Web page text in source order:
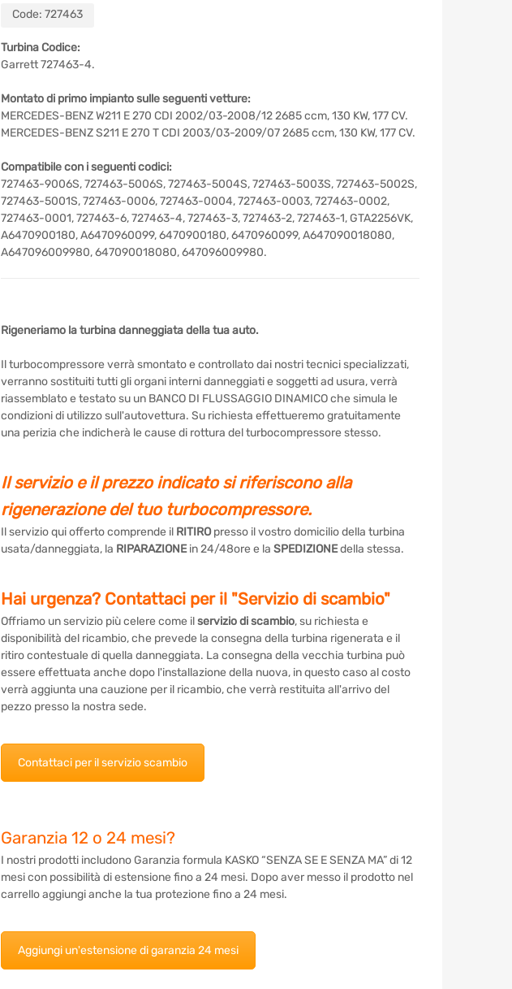
Code: 727463
Turbina Codice:
Garrett 727463-4.
Montato di primo impianto sulle seguenti vetture:
MERCEDES-BENZ W211 E 270 CDI 2002/03-2008/12 2685 ccm, 130 KW, 177 CV.
MERCEDES-BENZ S211 E 270 T CDI 2003/03-2009/07 2685 ccm, 130 KW, 177 CV.
Compatibile con i seguenti codici:
727463-9006S, 727463-5006S, 727463-5004S, 727463-5003S, 727463-5002S,
727463-5001S, 727463-0006, 727463-0004, 727463-0003, 727463-0002,
727463-0001, 727463-6, 727463-4, 727463-3, 727463-2, 727463-1, GTA2256VK,
A6470900180, A6470960099, 6470900180, 6470960099, A647090018080,
A647096009980, 647090018080, 647096009980.
Rigeneriamo la turbina danneggiata della tua auto.
Il turbocompressore verrà smontato e controllato dai nostri tecnici specializzati,
verranno sostituiti tutti gli organi interni danneggiati e soggetti ad usura, verrà
riassemblato e testato su un BANCO DI FLUSSAGGIO DINAMICO che simula le
condizioni di utilizzo sull'autovettura. Su richiesta effettueremo gratuitamente
una perizia che indicherà le cause di rottura del turbocompressore stesso.
Il servizio e il prezzo indicato si riferiscono alla
rigenerazione del tuo turbocompressore.
Il servizio qui offerto comprende il RITIROpresso il vostro domicilio della turbina
usata/danneggiata, la RIPARAZIONEin 24/48ore e la SPEDIZIONEdella stessa.
Hai urgenza? Contattaci per il "Servizio di scambio"
Offriamo un servizio più celere come ilservizio di scambio, su richiesta e
disponibilità del ricambio, che prevede la consegna della turbina rigenerata e il
ritiro contestuale di quella danneggiata. La consegna della vecchia turbina può
essere effettuata anche dopo l'installazione della nuova, in questo caso al costo
verrà aggiunta una cauzione per il ricambio, che verrà restituita all'arrivo del
pezzo presso la nostra sede.
Contattaci per il servizio scambio
Garanzia 12 o 24 mesi?
I nostri prodotti includono Garanzia formula KASKO “SENZA SE E SENZA MA” di 12
mesi con possibilità di estensione fino a 24 mesi. Dopo aver messo il prodotto nel
carrello aggiungi anche la tua protezione fino a 24 mesi.
Aggiungi un'estensione di garanzia 24 mesi